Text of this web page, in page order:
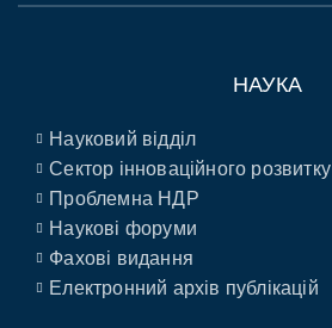
НАУКА
Науковий відділ
Сектор інноваційного розвитку
Проблемна НДР
Наукові форуми
Фахові видання
Електронний архів публікацій